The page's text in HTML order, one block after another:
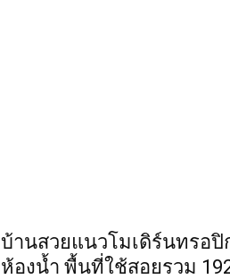
บ้านสวยแนวโมเดิร์นทรอปิ
ห้องน้ำ พื้นที่ใช้สอยรวม